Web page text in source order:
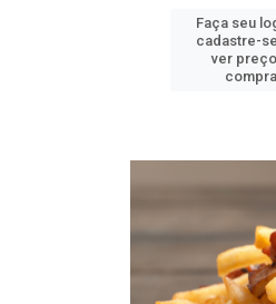
Faça seu login ou
cadastre-se para
ver preços e
comprar